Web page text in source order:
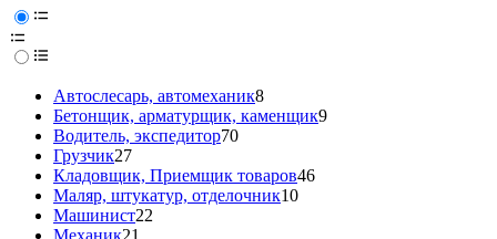
Автослесарь, автомеханик8
Бетонщик, арматурщик, каменщик9
Водитель, экспедитор70
Грузчик27
Кладовщик, Приемщик товаров46
Маляр, штукатур, отделочник10
Машинист22